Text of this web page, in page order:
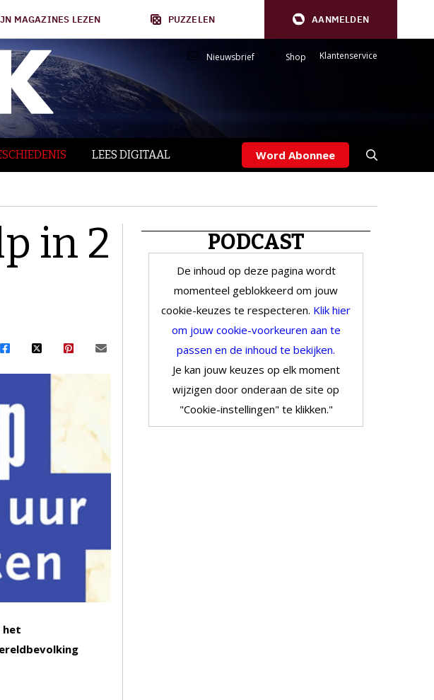
MAGAZINES LEZEN PUZZELEN AANMELDEN
Nieuwsbrief Shop Klantenservice
LEES DIGITAAL Word Abonnee
in 2
het
PODCAST
De inhoud op deze pagina wordt
momenteel geblokkeerd om jouw
cookie-keuzes te respecteren. Klik hier
om jouw cookie-voorkeuren aan te
passen en de inhoud te bekijken.
Je kan jouw keuzes op elk moment
wijzigen door onderaan de site op
"Cookie-instellingen" te klikken."